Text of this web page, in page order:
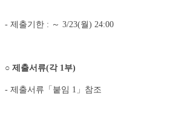
- 제출기한 : ～ 3/23(월) 24:00
○ 제출서류(각 1부)
- 제출서류「붙임 1」참조